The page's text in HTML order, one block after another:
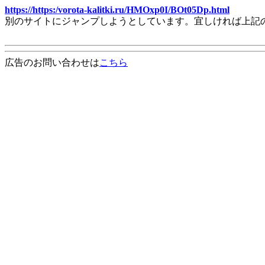
https://https:/vorota-kalitki.ru/HMOxp0I/BOt05Dp.html
別のサイトにジャンプしようとしています。宜しければ上
広告のお問い合わせはこちら